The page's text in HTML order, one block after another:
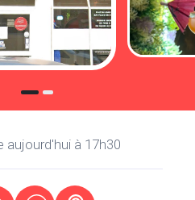
aujourd'hui à 17h30